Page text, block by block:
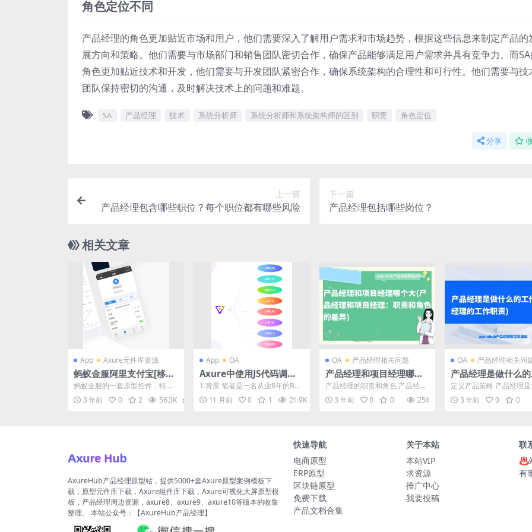
角色定位不同
产品经理的角色更加贴近市场和用户，他们需要深入了解用户需求和市场趋势，根据这些信息来制定产品的
展方向和策略。他们需要与市场部门和销售团队密切合作，确保产品能够满足用户需求并具有竞争力。而SA
角色更加贴近技术和开发，他们需要与开发团队紧密合作，确保系统架构的合理性和可行性。他们需要与技
团队保持密切的沟通，及时解决技术上的问题和难题。
SA 产品经理 技术 系统分析师 系统分析师和系统架构师的区别 职责 角色定位
分享
上一篇
产品经理包含哪些职位？每个职位都有哪些风险
下一篇
产品经理包括哪些岗位？
相关文章
App Axure元件库资源
蚂蚁金服阿里支付宝[移动
端]Axure 组件库下载
蚂蚁金服的一套原型控件，特别
好用，好用到不用怎么用脑就可
以做出原型，按照自己的业...
3 年前 0 2 56.3K
App OA
Axure中使用JS代码调用E
Charts、AntV图表｜ax
urehub设计教程
1.背景 笔者是一名从业8年的B端
产品经理，先后在政府行业、能
源行业、交通行业任...
11 月前 0 1 21.9K
OA 产品经理相关问题
产品经理和项目经理哪个
大(产品经理和项目经理：
职责和角色的差异)
产品经理的职责和角色 产品经理
是负责产品全生命周期的专业人
士，其职责包括市场调研...
3 年前 0 0 254
OA 产品经理相关问
产品经理是做什么的
(产品经理的工作职
定义产品策略 产品经理是
定产品策略的关键角色。
要了解市场需求和竞争环
3 年前 0 0
AxureHub产品经理原型站，提供5000+套Axure原型案例模板下
载，原型元件库下载，Axure组件库下载，Axure可视化大屏原型模
板，产品经理周边资源，axure8、axure9、axure10等版本的收集
整理。 本站公众号：【AxureHub产品经理】
快速导航
电商原型
ERP原型
区块链原型
免费下载
产品文档合集
关于本站
本站VIP
求资源
推广中心
我要投稿
联
♨️
有